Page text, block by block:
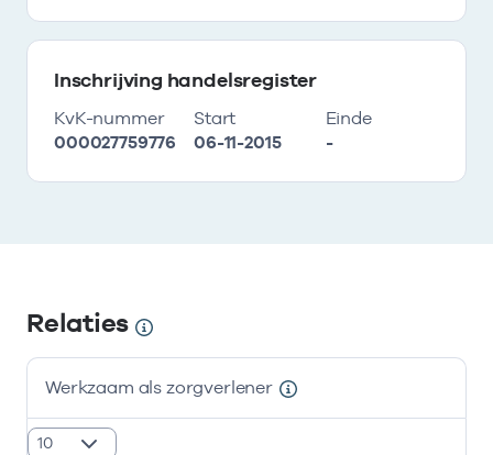
Inschrijving handelsregister
KvK-nummer
000027759776
Start
06-11-2015
Einde
-
Relaties
Werkzaam als zorgverlener